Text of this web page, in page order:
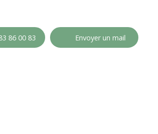
86 00 83 Envoyer un mail